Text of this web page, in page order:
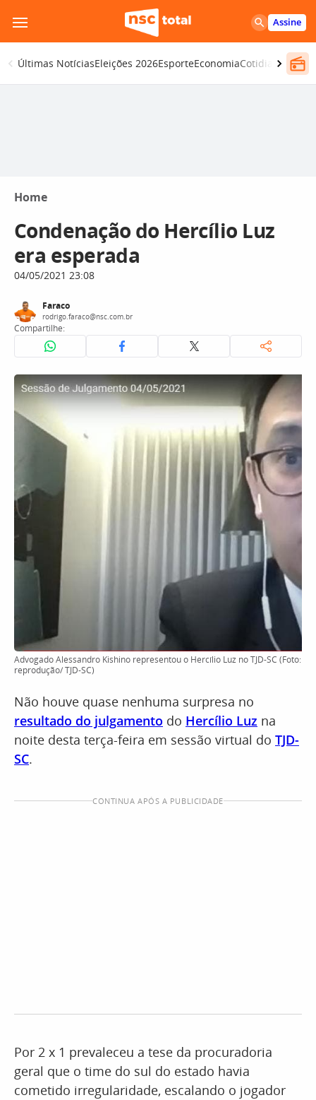
para
o
conteúdo
Assine
Últimas NotíciasEleições 2026EsporteEconomiaCotidiano
Home
Condenação do Hercílio Luz
era esperada
04/05/2021 23:08
Faraco
rodrigo.faraco@nsc.com.br
Compartilhe:
Advogado Alessandro Kishino representou o Hercílio Luz no TJD-SC (Foto:
reprodução/ TJD-SC)
Não houve quase nenhuma surpresa no
resultado do julgamento do Hercílio Luz na
noite desta terça-feira em sessão virtual do TJD-
SC.
CONTINUA APÓS A PUBLICIDADE
Por 2 x 1 prevaleceu a tese da procuradoria
geral que o time do sul do estado havia
cometido irregularidade, escalando o jogador